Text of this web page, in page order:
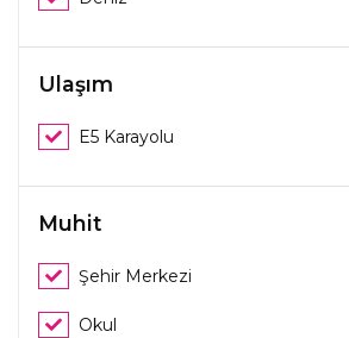
Ulaşım
E5 Karayolu
Muhit
Şehir Merkezi
Okul